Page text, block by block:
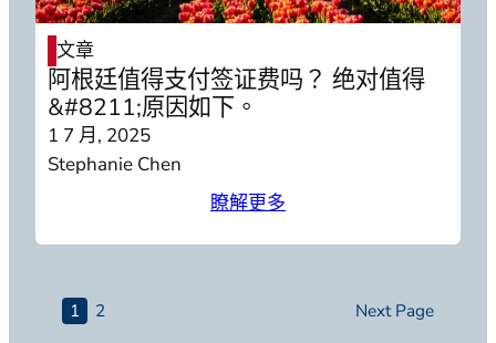
文章
阿根廷值得支付签证费吗？ 绝对值得
&#8211;原因如下。
1 7 月, 2025
Stephanie Chen
瞭解更多
1 2 Next Page